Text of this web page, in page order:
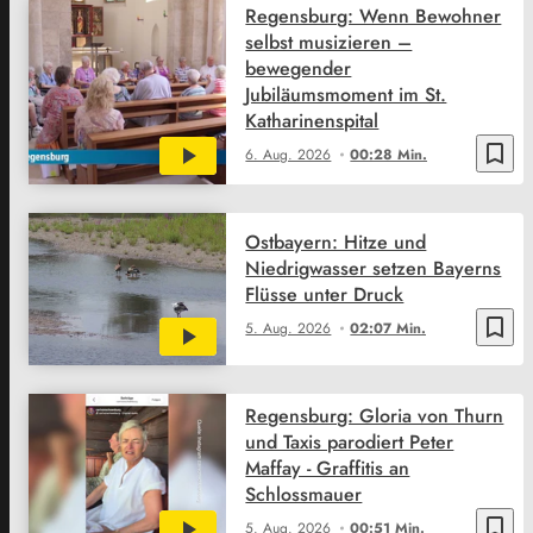
bookmark_border
6. Aug. 2026 00:28 Min.
Regensburg: Wenn Bewohner
selbst musizieren –
bewegender
Jubiläumsmoment im St.
Katharinenspital
bookmark_border
5. Aug. 2026 02:07 Min.
Ostbayern: Hitze und
Niedrigwasser setzen Bayerns
Flüsse unter Druck
bookmark_border
5. Aug. 2026 00:51 Min.
Regensburg: Gloria von Thurn
und Taxis parodiert Peter
Maffay - Graffitis an
Schlossmauer